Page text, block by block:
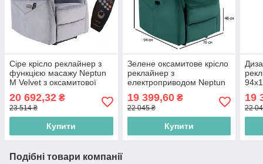
Сіре крісло реклайнер з
функцією масажу Neptun
M Velvet з оксамитової
тканини з підігрівом у
вітальню
20 692,32 ₴
23 514 ₴
Купити
Зелене оксамитове крісло
реклайнер з
електроприводом Neptun
Velvet у вітальню
19 399,60₴
22 045 ₴
Купити
для
19
22
Подібні товари компанії